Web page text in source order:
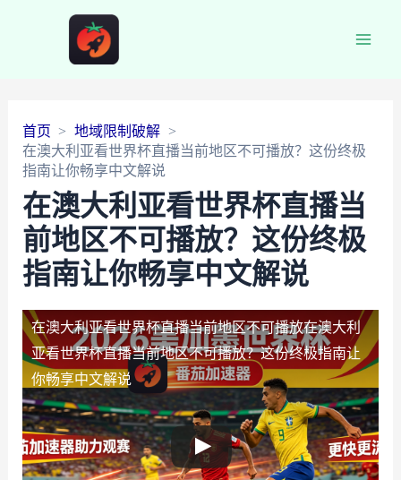
首页
地域限制破解
在澳大利亚看世界杯直播当前地区不可播放？这份终极
指南让你畅享中文解说
在澳大利亚看世界杯直播当
前地区不可播放？这份终极
指南让你畅享中文解说
在澳大利亚看世界杯直播当前地区不可播放在澳大利
亚看世界杯直播当前地区不可播放？这份终极指南让
你畅享中文解说